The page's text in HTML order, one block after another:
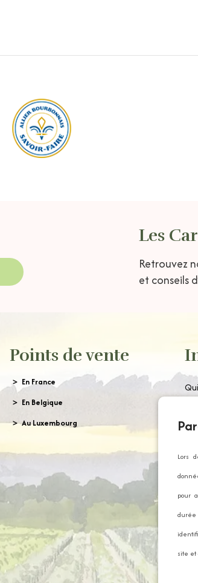
Les
Retrouvez
et conseils
Points de vente
En France
En Belgique
Au Luxembourg
Lors
pour
site et